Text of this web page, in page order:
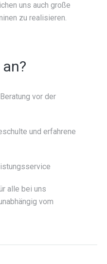
uns auch große
zu realisieren.
vor der
und erfahrene
alle bei uns
vom